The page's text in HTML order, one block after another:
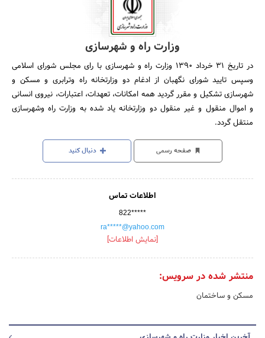
وزارت راه و شهرسازی
در تاریخ 31 خرداد 1390 وزارت راه و شهرسازی با رای مجلس شورای اسلامی
وسپس تایید شورای نگهبان از ادغام دو وزارتخانه راه وترابری و مسکن و
شهرسازی تشکیل و مقرر گردید همه امکانات، تعهدات، اعتبارات، نیروی انسانی
و اموال منقول و غیر منقول دو وزارتخانه یاد شده به وزارت راه وشهرسازی
منتقل گردد.
صفحه رسمی دنبال کنید
اطلاعات تماس
822*****
ra*****@yahoo.com
[نمایش اطلاعات]
منتشر شده در سرویس:
مسکن و ساختمان